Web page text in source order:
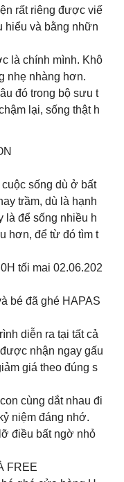
rất riêng được viế
hiểu và bằng nhữn
là chính mình. Khô
nhẹ nhàng hơn.
đó trong bộ sưu t
lại, sống thật h
sống dù ở bất
trầm, dù là hạnh
là để sống nhiều h
hơn, để từ đó tìm t
tối mai 02.06.202
bé đã ghé HAPAS
diễn ra tại tất cả
nhận ngay gấu
giá theo đúng s
cùng dắt nhau đi
niệm đáng nhớ.
điều bất ngờ nhỏ
FREE